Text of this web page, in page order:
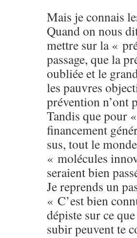
Mais je connais
Quand on nous
mettre sur la «
passage, que la
oubliée et le
les pauvres
prévention n’ont
Tandis que pour
financement
sus, tout le
« molécules
seraient bien
Je reprends un
« C’est bien
dépiste sur ce
subir peuvent te